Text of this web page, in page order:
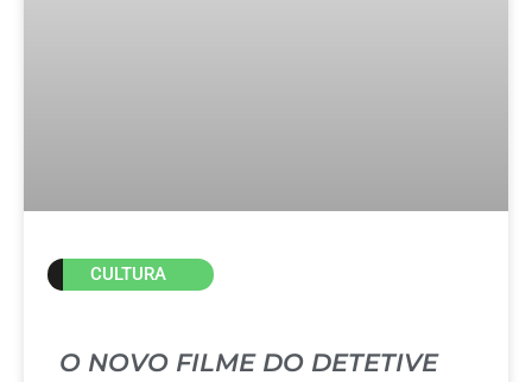
CULTURA
O NOVO FILME DO DETETIVE